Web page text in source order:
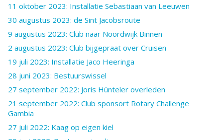
11 oktober 2023: Installatie Sebastiaan van Leeuwen
30 augustus 2023: de Sint Jacobsroute
9 augustus 2023: Club naar Noordwijk Binnen
2 augustus 2023: Club bijgepraat over Cruisen
19 juli 2023: Installatie Jaco Heeringa
28 juni 2023: Bestuurswissel
27 september 2022: Joris Hünteler overleden
21 september 2022: Club sponsort Rotary Challenge
Gambia
27 juli 2022: Kaag op eigen kiel